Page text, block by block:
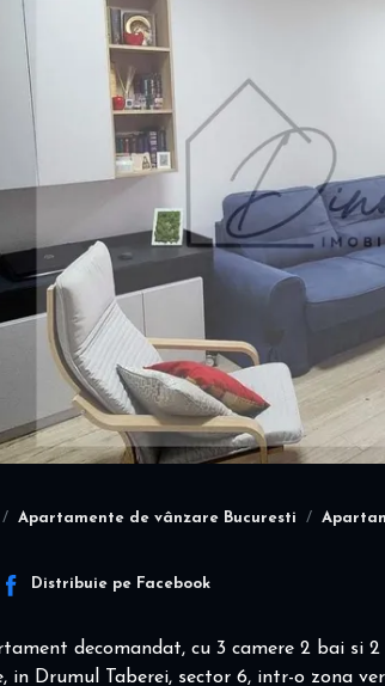
Apartamente de vânzare Bucuresti
Distribuie pe Facebook
decomandat, cu 3 camere 2 bai si
in Drumul Taberei, sector 6, intr-o zona